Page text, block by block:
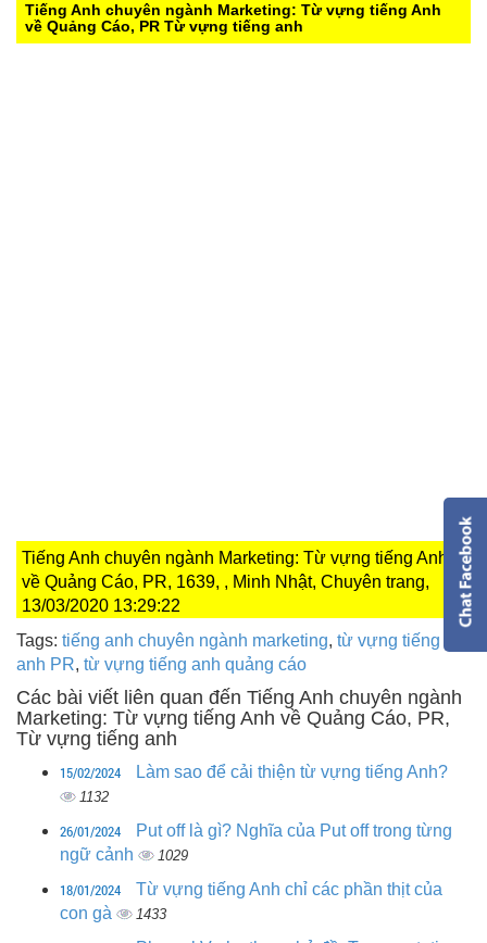
Tiếng Anh chuyên ngành Marketing: Từ vựng tiếng Anh
về Quảng Cáo, PR Từ vựng tiếng anh
Tiếng Anh chuyên ngành Marketing: Từ vựng tiếng Anh
về Quảng Cáo, PR, 1639, , Minh Nhật, Chuyên trang,
13/03/2020 13:29:22
Tags: tiếng anh chuyên ngành marketing, từ vựng tiếng
anh PR, từ vựng tiếng anh quảng cáo
Các bài viết liên quan đến Tiếng Anh chuyên ngành
Marketing: Từ vựng tiếng Anh về Quảng Cáo, PR,
Từ vựng tiếng anh
15/02/2024 Làm sao để cải thiện từ vựng tiếng Anh?
1132
26/01/2024
Put off là gì? Nghĩa của Put off trong từng
ngữ cảnh
1029
18/01/2024
Từ vựng tiếng Anh chỉ các phần thịt của
con gà
1433